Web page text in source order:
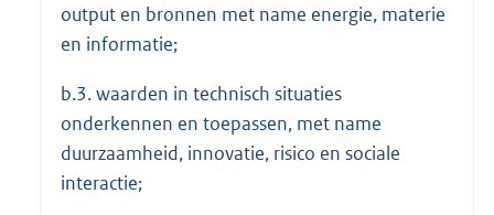
output en bronnen met name energie, materie
en informatie;
b.3. waarden in technisch situaties
onderkennen en toepassen, met name
duurzaamheid, innovatie, risico en sociale
interactie;